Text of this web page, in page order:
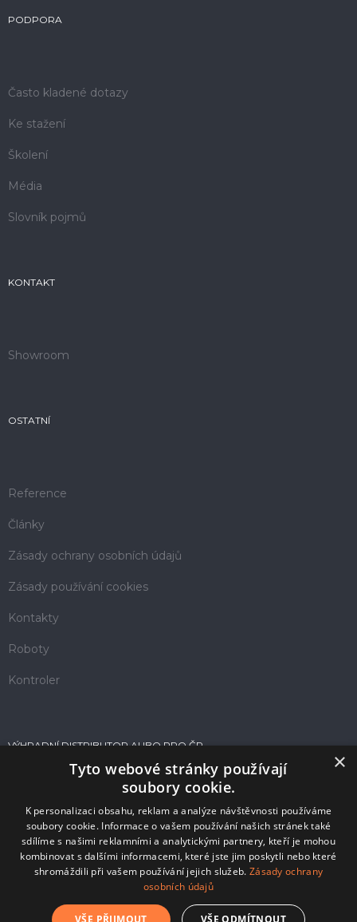
PODPORA
Často kladené dotazy
Ke stažení
Školení
Média
Slovník pojmů
KONTAKT
Showroom
OSTATNÍ
Reference
Články
Zásady ochrany osobních údajů
Zásady používání cookies
Kontakty
Roboty
Kontroler
VÝHRADNÍ DISTRIBUTOR AUBO PRO ČR
© 2026 Kinalisoft s.r.o.
×
Tyto webové stránky používají
soubory cookie.
K personalizaci obsahu, reklam a analýze návštěvnosti používáme
soubory cookie. Informace o vašem používání našich stránek také
sdílíme s našimi reklamními a analytickými partnery, kteří je mohou
kombinovat s dalšími informacemi, které jste jim poskytli nebo které
shromáždili při vašem používání jejich služeb. Zásady ochrany
osobních údajů
VŠE PŘIJMOUT VŠE ODMÍTNOUT